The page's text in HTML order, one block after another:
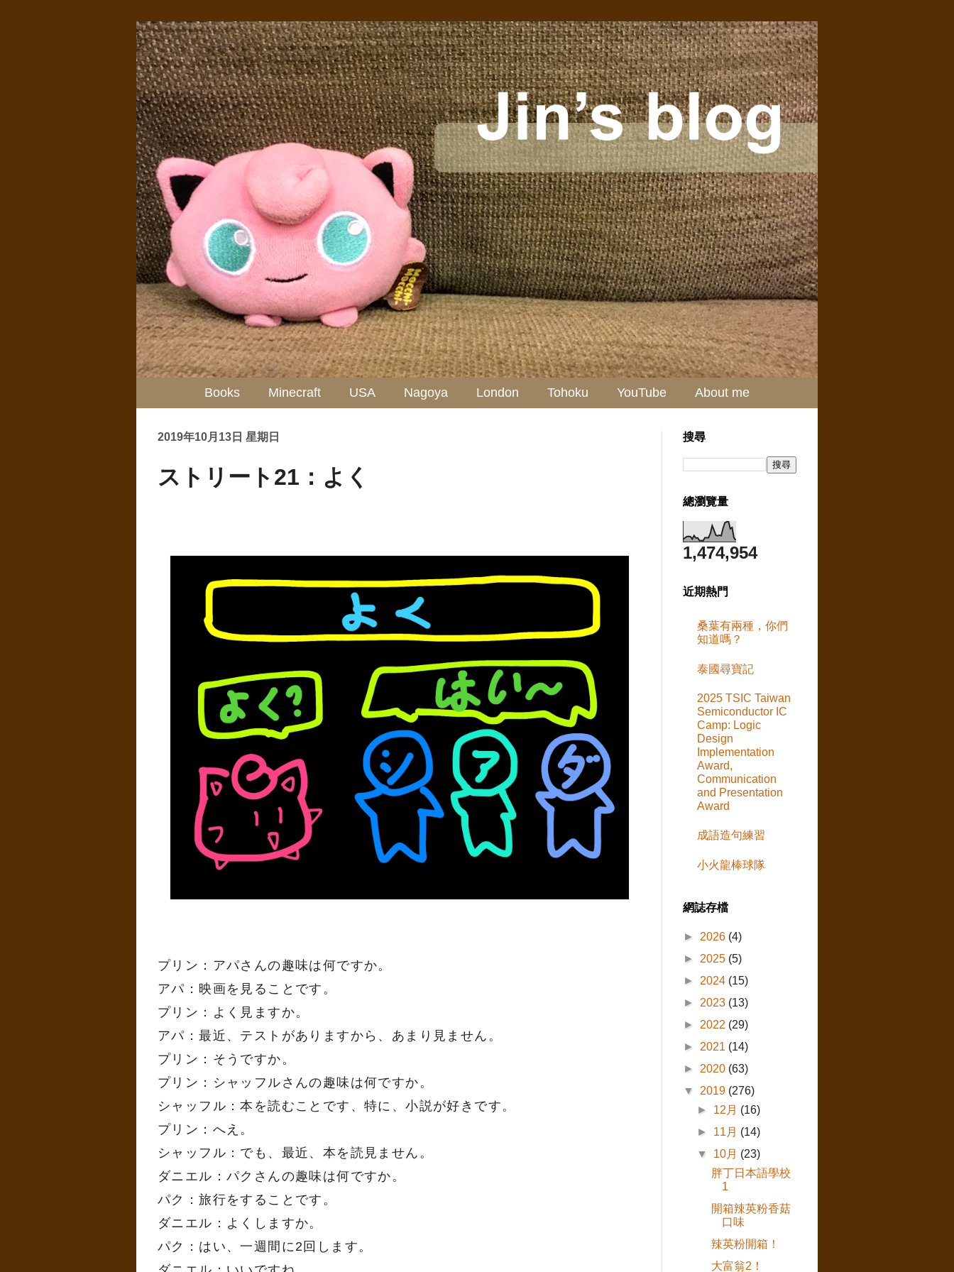
Books Minecraft USA Nagoya London Tohoku YouTube About me
2019年10月13日 星期日
ストリート21：よく
プリン：アパさんの趣味は何ですか。
アパ：映画を見ることです。
プリン：よく見ますか。
アパ：最近、テストがありますから、あまり見ません。
プリン：そうですか。
プリン：シャッフルさんの趣味は何ですか。
シャッフル：本を読むことです、特に、小説が好きです。
プリン：へえ。
シャッフル：でも、最近、本を読見ません。
ダニエル：パクさんの趣味は何ですか。
パク：旅行をすることです。
ダニエル：よくしますか。
パク：はい、一週間に2回します。
搜尋
總瀏覽量
1,474,954
近期熱門
桑葉有兩種，你們
知道嗎？
泰國尋寶記
2025 TSIC Taiwan
Semiconductor IC
Camp: Logic
Design
Implementation
Award,
Communication
and Presentation
Award
成語造句練習
小火龍棒球隊
網誌存檔
► 2026 (4)
► 2025 (5)
► 2024 (15)
► 2023 (13)
► 2022 (29)
► 2021 (14)
► 2020 (63)
▼ 2019 (276)
► 12月 (16)
► 11月 (14)
▼ 10月 (23)
胖丁日本語學校
1
開箱辣英粉香菇
口味
辣英粉開箱！
大富翁2！